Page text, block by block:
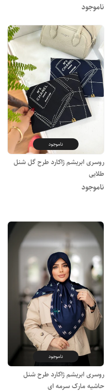
ناموجود
ناموجود
روسری ابریشم ژاکارد طرح گل شنل
طلایی
ناموجود
ناموجود
روسری ابریشم ژاکارد طرح شنل
حاشیه مارک سرمه ای